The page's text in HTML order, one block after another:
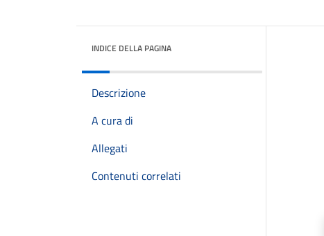
INDICE DELLA PAGINA
Descrizione
A cura di
Allegati
Contenuti correlati